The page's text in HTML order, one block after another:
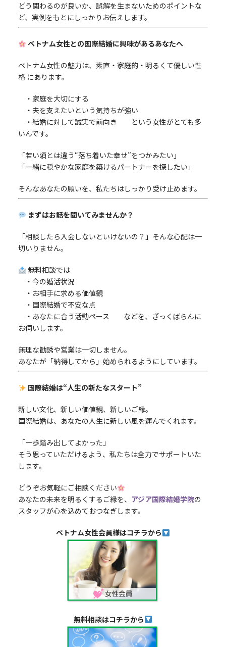
どう関わるのが良いか、誤解を生まないためのポイントな
ど、実例をもとにしっかりお伝えします。
ベトナム女性との国際結婚に興味があるあなたへ
ベトナム女性の魅力は、素直・家庭的・明るくて優しい性
格 にあります。
・家庭を大切にする
・夫を支えたいという気持ちが強い
・結婚に対して誠実で前向き という女性がとても多
いんです。
「若い頃とは違う“落ち着いた幸せ”をつかみたい」
「一緒に穏やかな家庭を築けるパートナーを探したい」
そんなあなたの願いを、私たちはしっかり受け止めます。
まずはお話を聞いてみませんか？
「相談したら入会しないといけないの？」そんな心配は一
切いりません。
無料相談では
・今の婚活状況
・お相手に求める価値観
・国際結婚で不安な点
・あなたに合う活動ペース などを、ざっくばらんに
お伺いします。
無理な勧誘や営業は一切しません。
あなたが「納得してから」始められるようにしています。
国際結婚は“人生の新たなスタート”
新しい文化、新しい価値観、新しいご縁。
国際結婚は、あなたの人生に新しい風を運んでくれます。
「一歩踏み出してよかった」
そう思っていただけるよう、私たちは全力でサポートいた
します。
どうぞお気軽にご相談ください
あなたの未来を明るくするご縁を、 アジア国際結婚学院の
スタッフが心を込めておつなぎします。
ベトナム女性会員様はコチラから
無料相談はコチラから